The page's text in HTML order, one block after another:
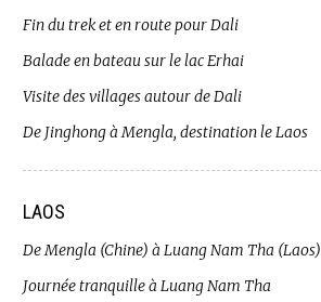
Fin du trek et en route pour Dali
Balade en bateau sur le lac Erhai
Visite des villages autour de Dali
De Jinghong à Mengla, destination le Laos
LAOS
De Mengla (Chine) à Luang Nam Tha (Laos)
Journée tranquille à Luang Nam Tha